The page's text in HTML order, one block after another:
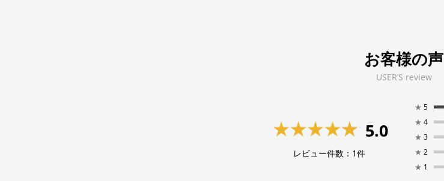
お客様の声
USER’S review
5.0
レビュー件数： 1件
★ 5
★ 4
★ 3
★ 2
★ 1